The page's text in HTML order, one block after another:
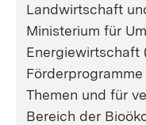
Landwirtschaft
Ministerium für
Energiewirtschaft
Themen und für
Bereich der